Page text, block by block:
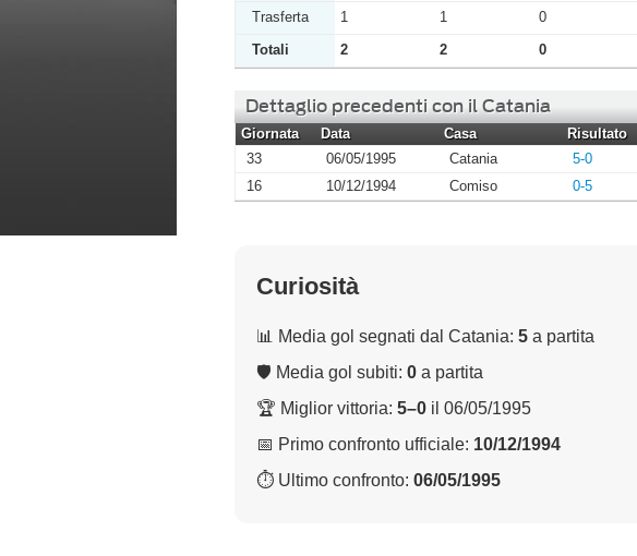
Trasferta
1 1 0
Totali
2 2 0
Dettaglio precedenti con il Catania
Giornata Data Casa Risultato
33
06/05/1995 Catania 5-0
16
10/12/1994 Comiso 0-5
Curiosità
📊 Media gol segnati dal Catania: 5 a partita
🛡 Media gol subiti: 0 a partita
🏆 Miglior vittoria: 5–0 il 06/05/1995
📅 Primo confronto ufficiale: 10/12/1994
⏱ Ultimo confronto: 06/05/1995